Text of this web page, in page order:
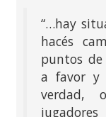
“…hay
hacés
puntos
a favor y
verdad,